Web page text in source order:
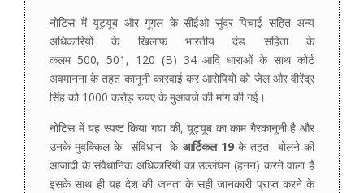
नोटिस में यूट्यूब और गूगल के सीईओ सुंदर पिचाई सहित अन्य
अधिकारियों के खिलाफ भारतीय दंड संहिता के
कलम 500, 501, 120 (B) 34 आदि धाराओं के साथ कोर्ट
अवमानना के तहत कानूनी कारवाई कर आरोपियों को जेल और वीरेंद्र
सिंह को 1000 करोड़ रुपए के मुआवजे की मांग की गई।
नोटिस में यह स्पष्ट किया गया की, यूट्यूब का काम गैरकानूनी है और
उनके मुवक्किल के संविधान के आर्टिकल 19के तहत बोलने की
आजादी के संवैधानिक अधिकारियों का उल्लंघन (हनन) करने वाला है
इसके साथ ही यह देश की जनता के सही जानकारी प्राप्त करने के